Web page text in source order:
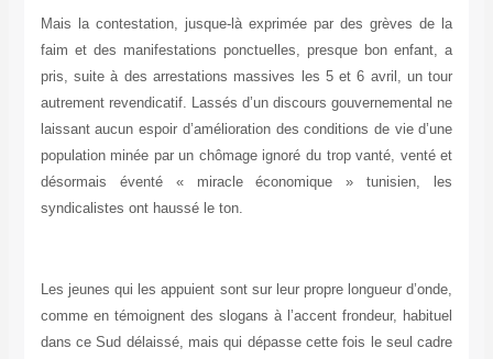
Mais la contestation, jusque-là exprimée par des grèves de la
faim et des manifestations ponctuelles, presque bon enfant, a
pris, suite à des arrestations massives les 5 et 6 avril, un tour
autrement revendicatif. Lassés d’un discours gouvernemental ne
laissant aucun espoir d’amélioration des conditions de vie d’une
population minée par un chômage ignoré du trop vanté, venté et
désormais éventé « miracle économique » tunisien, les
syndicalistes ont haussé le ton.
Les jeunes qui les appuient sont sur leur propre longueur d’onde,
comme en témoignent des slogans à l’accent frondeur, habituel
dans ce Sud délaissé, mais qui dépasse cette fois le seul cadre